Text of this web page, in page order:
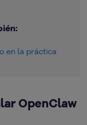
en la práctica
OpenClaw